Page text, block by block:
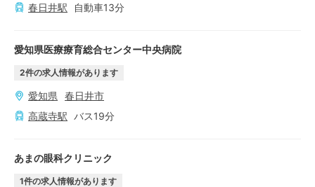
春日井駅 自動車13分
愛知県医療療育総合センター中央病院
2件の求人情報があります
愛知県
春日井市
高蔵寺駅 バス19分
あまの眼科クリニック
1件の求人情報があります